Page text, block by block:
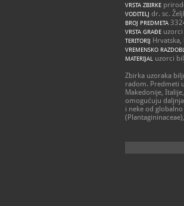
VRSTA ZBIRKE
VODITELJ dr. sc.
BROJ PREDMETA
VRSTA GRAĐE uzorci
TERITORIJ Hrvatska,
VREMENSKO
MATERIJAL uzorci
Zbirka uzoraka
radom. Predmeti
Makedonije,
omogućuju
i neke od